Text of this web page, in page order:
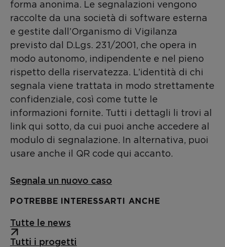
forma anonima. Le segnalazioni vengono
raccolte da una società di software esterna
e gestite dall’Organismo di Vigilanza
previsto dal D.Lgs. 231/2001, che opera in
modo autonomo, indipendente e nel pieno
rispetto della riservatezza. L’identità di chi
segnala viene trattata in modo strettamente
confidenziale, così come tutte le
informazioni fornite. Tutti i dettagli li trovi al
link qui sotto, da cui puoi anche accedere al
modulo di segnalazione. In alternativa, puoi
usare anche il QR code qui accanto.
Segnala un nuovo caso
POTREBBE INTERESSARTI ANCHE
Tutte le news
Tutti i progetti